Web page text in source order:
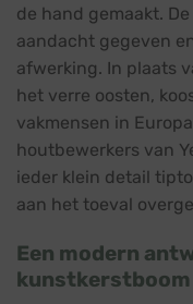
de hand gemaakt.
aandacht gegeven
afwerking. In plaats
het verre oosten,
vakmensen in
houtbewerkers van
ieder klein detail
aan het toeval
Een modern
kunstkerstboom